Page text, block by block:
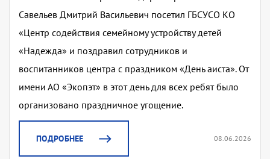
Савельев Дмитрий Васильевич посетил ГБСУСО КО
«Центр содействия семейному устройству детей
«Надежда» и поздравил сотрудников и
воспитанников центра с праздником «День аиста». От
имени АО «Экопэт» в этот день для всех ребят было
организовано праздничное угощение.
ПОДРОБНЕЕ 08.06.2026